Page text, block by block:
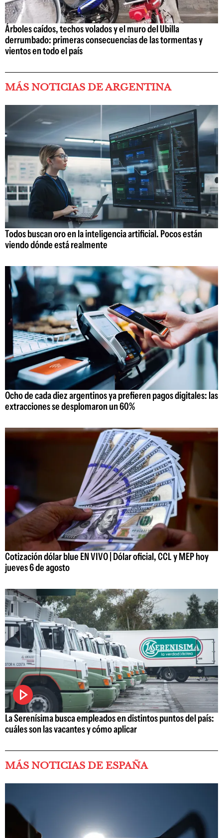
Árboles caídos, techos volados y el muro del Ubilla
derrumbado: primeras consecuencias de las tormentas y
vientos en todo el país
MÁS NOTICIAS DE ARGENTINA
Todos buscan oro en la inteligencia artificial. Pocos están
viendo dónde está realmente
Ocho de cada diez argentinos ya prefieren pagos digitales: las
extracciones se desplomaron un 60%
Cotización dólar blue EN VIVO | Dólar oficial, CCL y MEP hoy
jueves 6 de agosto
La Serenísima busca empleados en distintos puntos del país:
cuáles son las vacantes y cómo aplicar
MÁS NOTICIAS DE ESPAÑA